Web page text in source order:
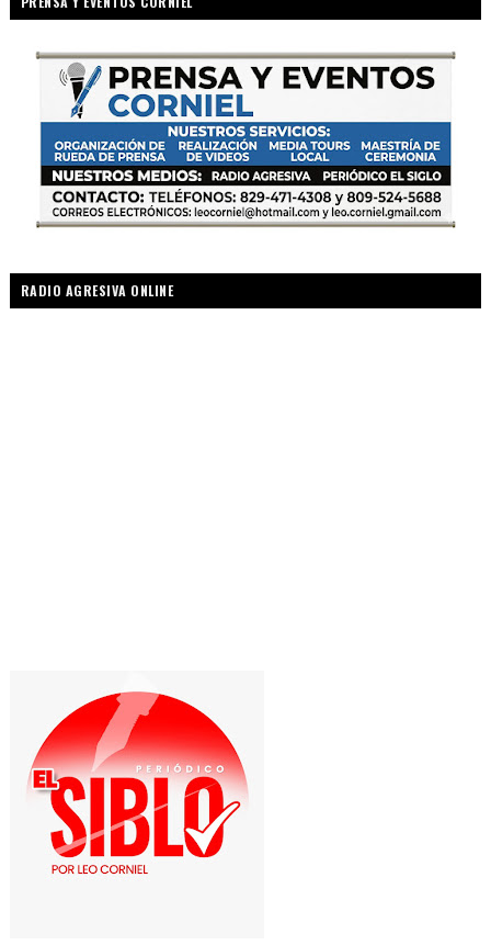
RADIO AGRESIVA ONLINE